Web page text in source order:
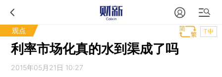
观点 T中
利率市场化真的水到渠成了吗
2015年05月21日 10:27